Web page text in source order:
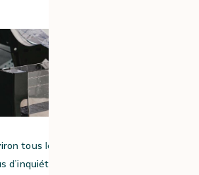
tous les 2 mois.
d’inquiétude : la majorité